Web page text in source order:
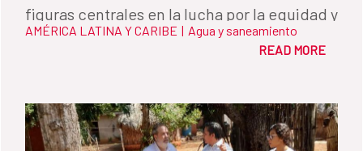
figuras centrales en la lucha por la equidad y
el desarrollo sostenible de este sector en
AMÉRICA LATINA Y CARIBE | Agua y saneamiento
READ MORE